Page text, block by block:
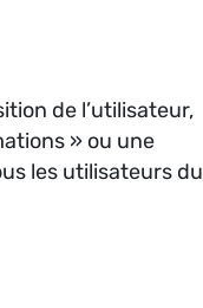
de l’utilisateur,
» ou une
les utilisateurs du